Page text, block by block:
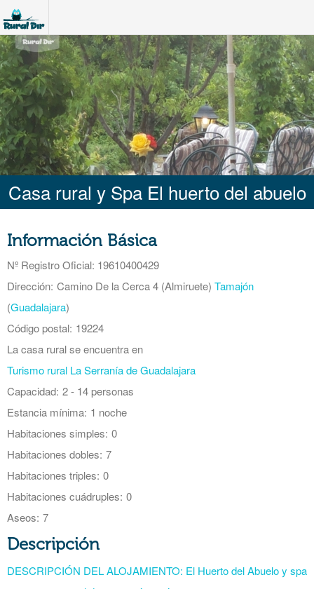
Casa rural y Spa El huerto del abuelo
Información Básica
Nº Registro Oficial: 19610400429
Dirección: Camino De la Cerca 4 (Almiruete) Tamajón
(Guadalajara)
Código postal: 19224
La casa rural se encuentra en
Turismo rural La Serranía de Guadalajara
Capacidad: 2 - 14 personas
Estancia mínima: 1 noche
Habitaciones simples: 0
Habitaciones dobles: 7
Habitaciones triples: 0
Habitaciones cuádruples: 0
Aseos: 7
Descripción
DESCRIPCIÓN DEL ALOJAMIENTO: El Huerto del Abuelo y spa